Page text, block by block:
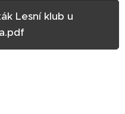
Lesní klub u